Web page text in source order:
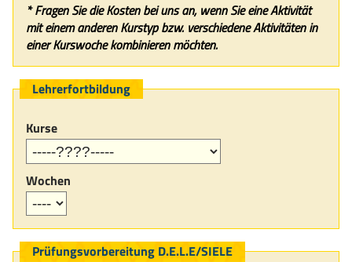
* Fragen Sie die Kosten bei uns an, wenn Sie eine Aktivität
mit einem anderen Kurstyp bzw. verschiedene Aktivitäten in
einer Kurswoche kombinieren möchten.
Lehrerfortbildung
Kurse
Wochen
Prüfungsvorbereitung D.E.L.E/SIELE